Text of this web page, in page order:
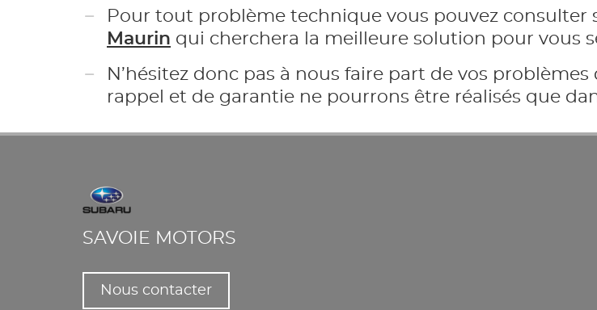
Pour tout problème technique vous pouvez consulter
Maurin qui cherchera la meilleure solution pour vous
N’hésitez donc pas à nous faire part de vos problèmes
rappel et de garantie ne pourrons être réalisés que
SAVOIE MOTORS
Nous contacter